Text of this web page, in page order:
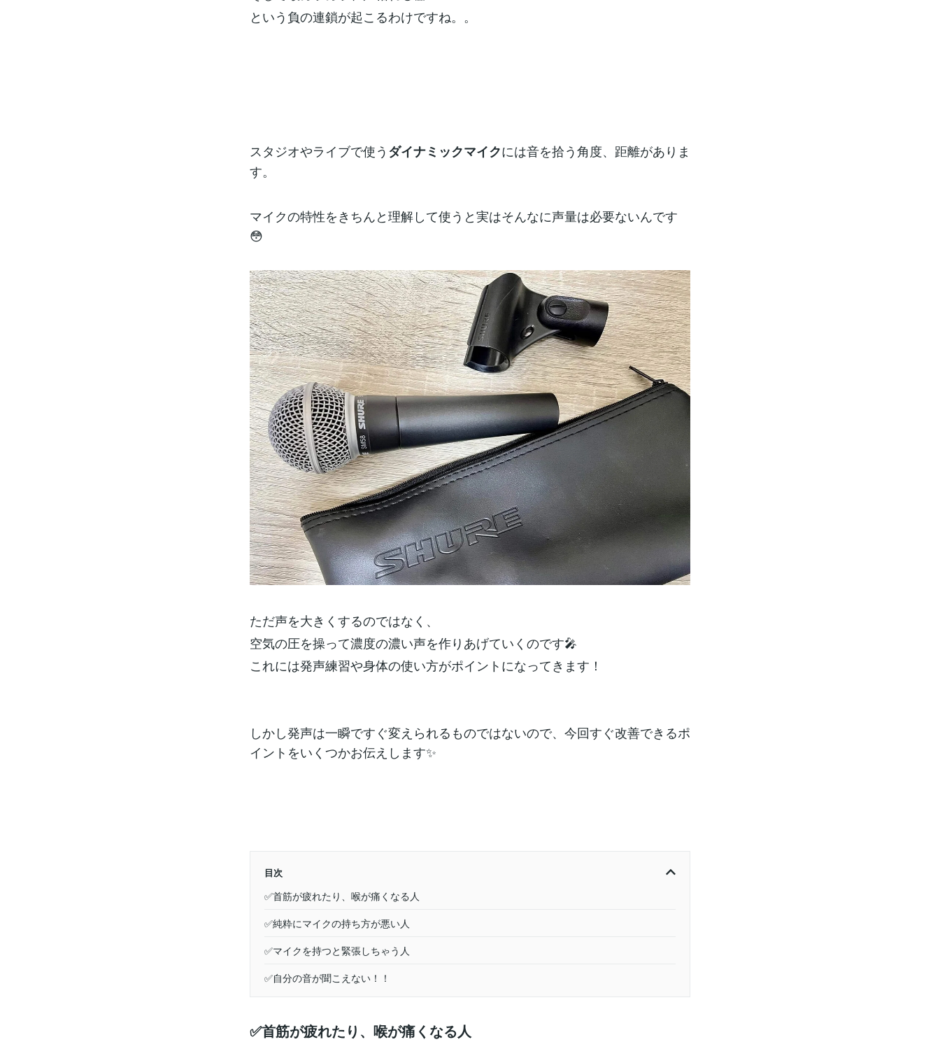
という負の連鎖が起こるわけですね。。
スタジオやライブで使うダイナミックマイクには音を拾う角度、距離がありま
す。
マイクの特性をきちんと理解して使うと実はそんなに声量は必要ないんです
😳
ただ声を大きくするのではなく、
空気の圧を操って濃度の濃い声を作りあげていくのです🎤
これには発声練習や身体の使い方がポイントになってきます！
しかし発声は一瞬ですぐ変えられるものではないので、今回すぐ改善できるポ
イントをいくつかお伝えします✨
目次
✅首筋が疲れたり、喉が痛くなる人
✅純粋にマイクの持ち方が悪い人
✅マイクを持つと緊張しちゃう人
✅自分の音が聞こえない！！
✅首筋が疲れたり、喉が痛くなる人